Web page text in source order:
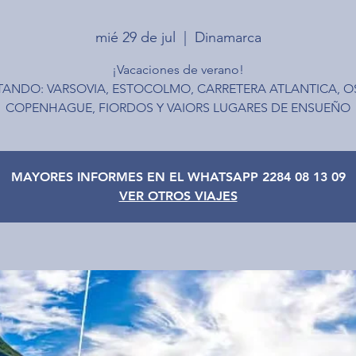
mié 29 de jul Dinamarca
¡Vacaciones de verano!
VARSOVIA, ESTOCOLMO, CARRETERA ATLANTICA,
COPENHAGUE, FIORDOS Y VAIORS LUGARES DE ENSUEÑO
MAYORES INFORMES EN EL WHATSAPP 2284 08 13 09
VER OTROS VIAJES